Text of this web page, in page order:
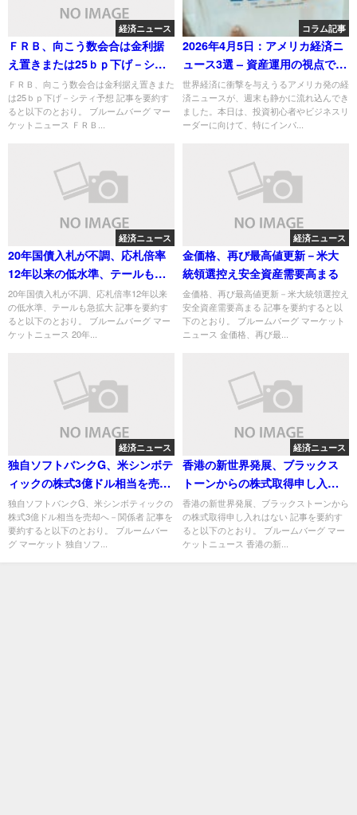
経済ニュース
ＦＲＢ、向こう数会合は金利据
え置きまたは25ｂｐ下げ－シテ
ィ予想
ＦＲＢ、向こう数会合は金利据え置きまた
は25ｂｐ下げ－シティ予想 記事を要約す
ると以下のとおり。 ブルームバーグ マー
ケットニュース ＦＲＢ...
コラム記事
2026年4月5日：アメリカ経済ニ
ュース3選 – 資産運用の視点で知
る最新インパクト
世界経済に衝撃を与えうるアメリカ発の経
済ニュースが、週末も静かに流れ込んでき
ました。本日は、投資初心者やビジネスリ
ーダーに向けて、特にインパ...
経済ニュース
20年国債入札が不調、応札倍率
12年以来の低水準、テールも急
拡大
20年国債入札が不調、応札倍率12年以来
の低水準、テールも急拡大 記事を要約す
ると以下のとおり。 ブルームバーグ マー
ケットニュース 20年...
経済ニュース
金価格、再び最高値更新－米大
統領選控え安全資産需要高まる
金価格、再び最高値更新－米大統領選控え
安全資産需要高まる 記事を要約すると以
下のとおり。 ブルームバーグ マーケット
ニュース 金価格、再び最...
経済ニュース
独自ソフトバンクG、米シンボテ
ィックの株式3億ドル相当を売却
へ－関係者
独自ソフトバンクG、米シンボティックの
株式3億ドル相当を売却へ－関係者 記事を
要約すると以下のとおり。 ブルームバー
グ マーケット 独自ソフ...
経済ニュース
香港の新世界発展、ブラックス
トーンからの株式取得申し入れ
はない
香港の新世界発展、ブラックストーンから
の株式取得申し入れはない 記事を要約す
ると以下のとおり。 ブルームバーグ マー
ケットニュース 香港の新...